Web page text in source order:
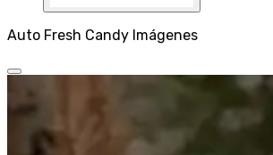
Auto Fresh Candy Imágenes